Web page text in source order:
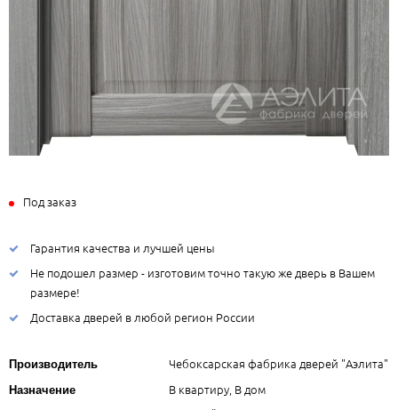
Под заказ
Гарантия качества и лучшей цены
Не подошел размер - изготовим точно такую же дверь в Вашем
размере!
Доставка дверей в любой регион России
Производитель Чебоксарская фабрика дверей "Аэлита"
Назначение В квартиру, В дом